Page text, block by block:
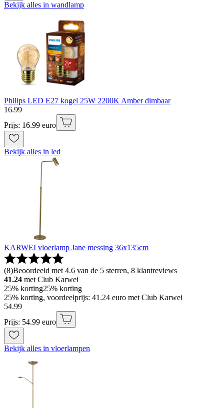
Bekijk alles in wandlamp
Philips LED E27 kogel 25W 2200K Amber dimbaar
16.99
Prijs: 16.99 euro
Bekijk alles in led
KARWEI vloerlamp Jane messing 36x135cm
(8)Beoordeeld met 4.6 van de 5 sterren, 8 klantreviews
41.24 met Club Karwei
25% korting25% korting
25% korting, voordeelprijs: 41.24 euro met Club Karwei
54.99
Prijs: 54.99 euro
Bekijk alles in vloerlampen